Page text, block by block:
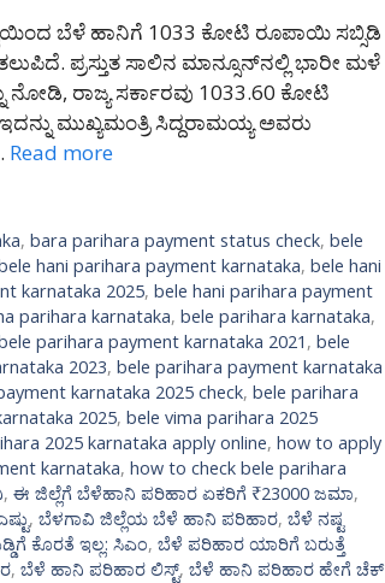
ಬೆಳೆ ಹಾನಿಗೆ 1033 ಕೋಟಿ ರೂಪಾಯಿ ಸಬ್ಸಿಡಿ
ಪ್ರಸ್ತುತ ಸಾಲಿನ ಮಾನ್ಸೂನ್‌ನಲ್ಲಿ ಭಾರೀ ಮಳೆ
ರಾಜ್ಯ ಸರ್ಕಾರವು 1033.60 ಕೋಟಿ
ಮುಖ್ಯಮಂತ್ರಿ ಸಿದ್ದರಾಮಯ್ಯ ಅವರು
Read more
,bara parihara payment status check,bele
hani parihara payment karnataka, bele hani
karnataka 2025, bele hani parihara payment
parihara karnataka, bele parihara karnataka,
parihara payment karnataka 2021 , bele
2023, bele parihara payment karnataka
karnataka 2025 check, bele parihara
2025, bele vima parihara 2025
2025 karnataka apply online, how to apply
karnataka, how to check bele parihara
, ಈ ಜಿಲ್ಲೆಗೆ ಬೆಳೆಹಾನಿ ಪರಿಹಾರ ಏಕರಿಗೆ ₹23000 ಜಮಾ,
, ಬೆಳಗಾವಿ ಜಿಲ್ಲೆಯ ಬೆಳೆ ಹಾನಿ ಪರಿಹಾರ, ಬೆಳೆ ನಷ್ಟ
ಕೊರತೆ ಇಲ್ಲ: ಸಿಎಂ, ಬೆಳೆ ಪರಿಹಾರ ಯಾರಿಗೆ ಬರುತ್ತೆ
, ಬೆಳೆ ಹಾನಿ ಪರಿಹಾರ ಲಿಸ್ಟ್, ಬೆಳೆ ಹಾನಿ ಪರಿಹಾರ ಹೇಗೆ ಚೆಕ್